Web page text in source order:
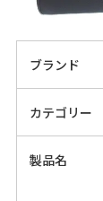
ブランド
カテゴリー
製品名